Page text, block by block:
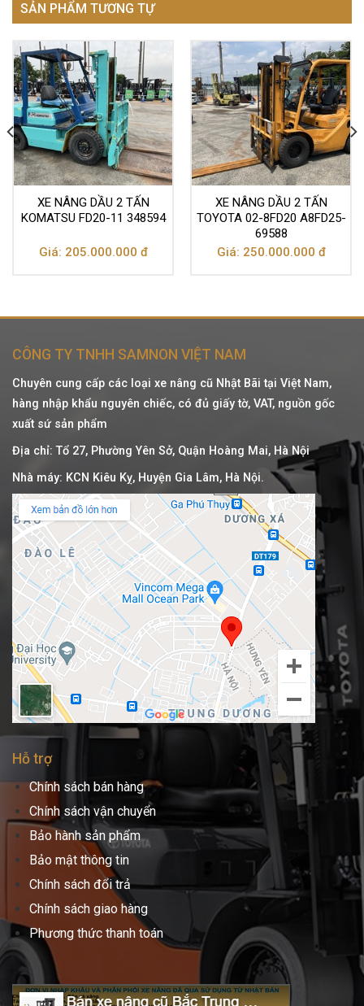
SẢN PHẨM TƯƠNG TỰ
XE NÂNG DẦU 2 TẤN
KOMATSU FD20-11 348594
Giá: 205.000.000 đ
XE NÂNG DẦU 2 TẤN
TOYOTA 02-8FD20 A8FD25-
69588
Giá: 250.000.000 đ
CÔNG TY TNHH SAMNON VIỆT NAM
Chuyên cung cấp các loại xe nâng cũ Nhật Bãi tại Việt Nam,
hàng nhập khẩu nguyên chiếc, có đủ giấy tờ, VAT, nguồn gốc
xuất sứ sản phẩm
Địa chỉ: Tổ 27, Phường Yên Sở, Quận Hoàng Mai, Hà Nội
Nhà máy: KCN Kiêu Kỵ, Huyện Gia Lâm, Hà Nội.
Hỗ trợ
Chính sách bán hàng
Chính sách vận chuyển
Bảo hành sản phẩm
Bảo mật thông tin
Chính sách đổi trả
Chính sách giao hàng
Phương thức thanh toán